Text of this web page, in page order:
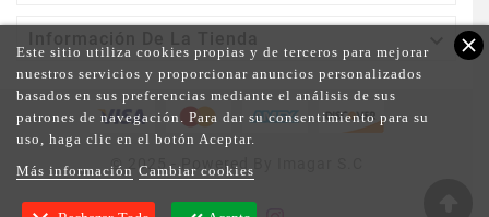
close
Este sitio utiliza cookies propias y de terceros para mejorar
nuestros servicios y proporcionar anuncios personalizados
basados en sus preferencias mediante el análisis de sus
patrones de navegación. Para dar su consentimiento para su
uso, haga clic en el botón Aceptar.
Más información Cambiar cookies
© 2025 - Powered By Imagar S.C